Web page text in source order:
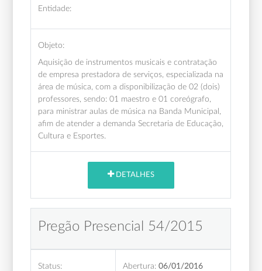
Entidade:
Objeto:
Aquisição de instrumentos musicais e contratação
de empresa prestadora de serviços, especializada na
área de música, com a disponibilização de 02 (dois)
professores, sendo: 01 maestro e 01 coreógrafo,
para ministrar aulas de música na Banda Municipal,
afim de atender a demanda Secretaria de Educação,
Cultura e Esportes.
DETALHES
Pregão Presencial 54/2015
Status:
Abertura: 06/01/2016